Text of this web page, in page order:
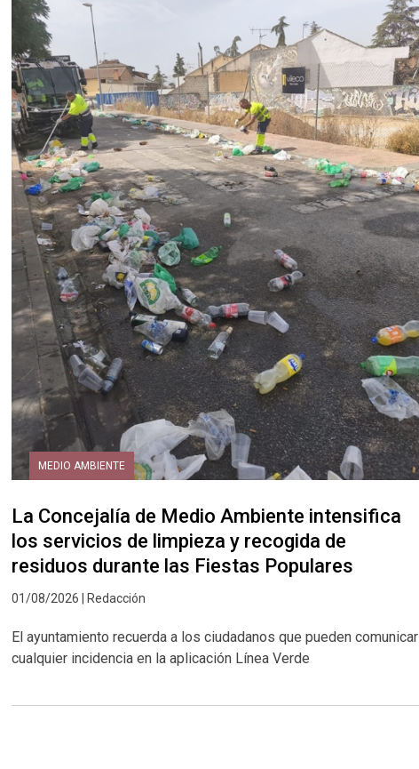
MEDIO AMBIENTE
La Concejalía de Medio Ambiente intensifica
los servicios de limpieza y recogida de
residuos durante las Fiestas Populares
01/08/2026 | Redacción
El ayuntamiento recuerda a los ciudadanos que pueden comunicar
cualquier incidencia en la aplicación Línea Verde